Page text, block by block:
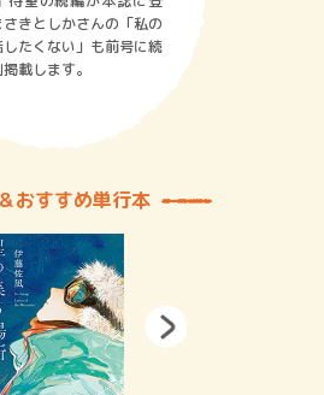
きとしかさんの「私の
したくない」も前号に続
載します。
おすすめ単行本